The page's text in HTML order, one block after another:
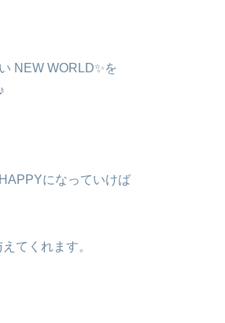
NEW WORLD✨を
になっていけば
えてくれます。